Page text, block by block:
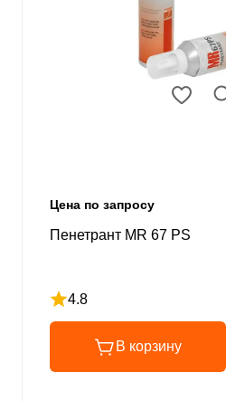
Цена по запросу
Пенетрант MR 67 PS
4.8
Рейтинг 4.8 из 5
В корзину